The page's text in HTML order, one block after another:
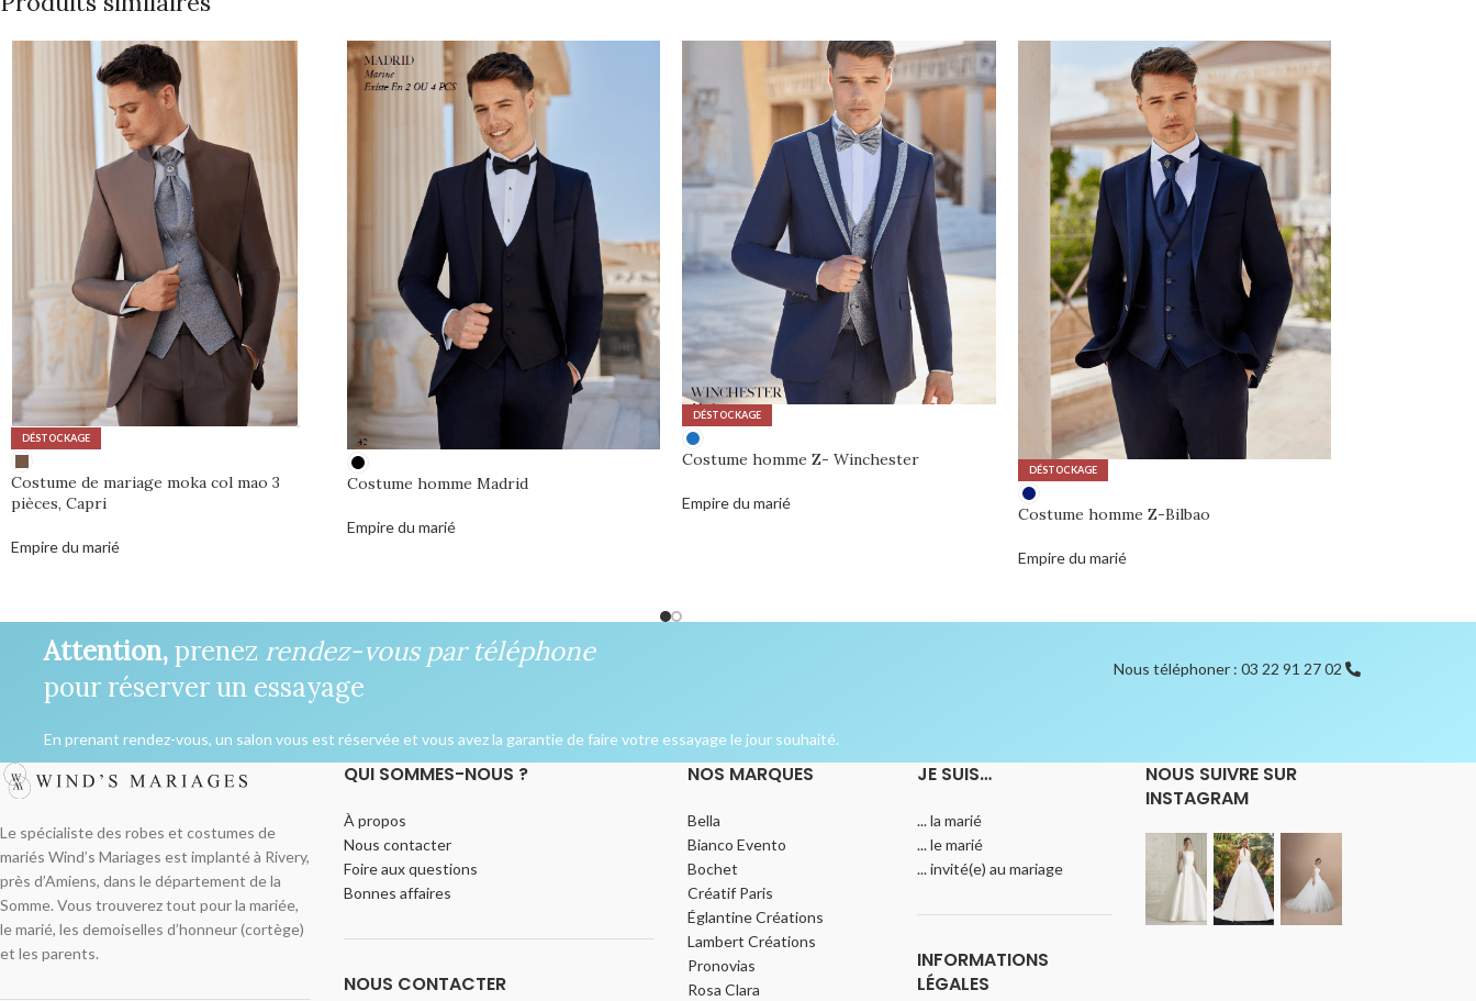
DÉSTOCKAGE
Costume de mariage moka col mao 3
pièces, Capri
Empire du marié
Costume homme Madrid
Empire du marié
DÉSTOCKAGE
Costume homme Z- Winchester
Empire du marié
DÉSTOCKAGE
Costume homme Z-Bilbao
Empire du marié
Attention,prenez rendez-vous par téléphone
pour réserver un essayage
En prenant rendez-vous, un salon vous est réservée et vous avez la garantie de faire votre essayage le jour souhaité.
Nous téléphoner : 03 22 91 27 02
Le spécialiste des robes et costumes de
mariés Wind’s Mariages est implanté à Rivery,
près d’Amiens, dans le département de la
Somme. Vous trouverez tout pour la mariée,
le marié, les demoiselles d’honneur (cortège)
et les parents.
QUI SOMMES-NOUS ?
À propos
Nous contacter
Foire aux questions
Bonnes affaires
NOUS CONTACTER
NOS MARQUES
Bella
Bianco Evento
Bochet
Créatif Paris
Églantine Créations
Lambert Créations
Pronovias
Rosa Clara
JE SUIS…
... la marié
... le marié
... invité(e) au mariage
INFORMATIONS
LÉGALES
NOUS SUIVRE SUR
INSTAGRAM